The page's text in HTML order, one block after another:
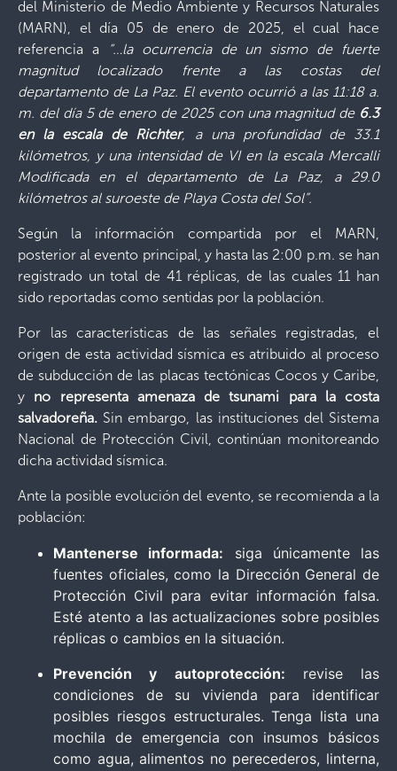
del Ministerio de Medio Ambiente y Recursos Naturales
(MARN), el día 05 de enero de 2025, el cual hace
referencia a
“…la ocurrencia de un sismo de fuerte
magnitud localizado frente a las costas del
departamento de La Paz. El evento ocurrió a las 11:18 a.
m. del día 5 de enero de 2025 con una magnitud de 6.3
en la escala de Richter, a una profundidad de 33.1
kilómetros, y una intensidad de VI en la escala Mercalli
Modificada en el departamento de La Paz, a 29.0
kilómetros al suroeste de Playa Costa del Sol”.
Según la información compartida por el MARN,
posterior al evento principal, y hasta las 2:00 p.m. se han
registrado un total de 41 réplicas, de las cuales 11 han
sido reportadas como sentidas por la población.
Por las características de las señales registradas, el
origen de esta actividad sísmica es atribuido al proceso
de subducción de las placas tectónicas Cocos y Caribe,
y no representa amenaza de tsunami para la costa
salvadoreña. Sin embargo, las instituciones del Sistema
Nacional de Protección Civil, continúan monitoreando
dicha actividad sísmica.
Ante la posible evolución del evento, se recomienda a la
población:
Mantenerse informada: siga únicamente las
fuentes oficiales, como la Dirección General de
Protección Civil para evitar información falsa.
Esté atento a las actualizaciones sobre posibles
réplicas o cambios en la situación.
Prevención y autoprotección: revise las
condiciones de su vivienda para identificar
posibles riesgos estructurales. Tenga lista una
mochila de emergencia con insumos básicos
como agua, alimentos no perecederos, linterna,